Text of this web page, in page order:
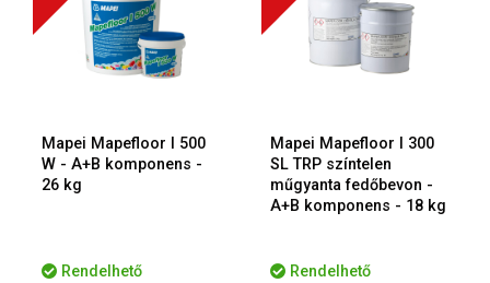
Mapei Mapefloor I 500
W - A+B komponens -
26 kg
Rendelhető
Mapei Mapefloor I 300
SL TRP színtelen
műgyanta fedőbevon -
A+B komponens - 18 kg
Rendelhető